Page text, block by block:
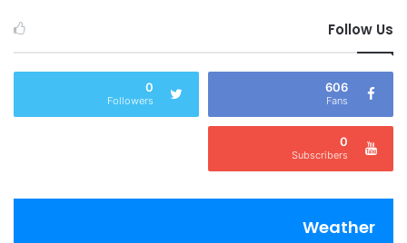
Follow Us
606
Fans
0
Followers
0
Subscribers
Weather